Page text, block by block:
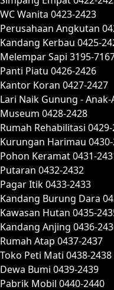
WC Wanita 0423-2423
Perusahaan Angkutan
Kandang Kerbau 0425-
Melempar Sapi 3195-
Panti Piatu 0426-2426
Kantor Koran 0427-2427
Lari Naik Gunung -
Museum 0428-2428
Rumah Rehabilitasi
Kurungan Harimau
Pohon Keramat 0431-
Putaran 0432-2432
Pagar Itik 0433-2433
Kandang Burung Dara
Kawasan Hutan 0435-
Kandang Anjing 0436-
Rumah Atap 0437-2437
Toko Peti Mati 0438-2438
Dewa Bumi 0439-2439
Pabrik Mobil 0440-2440